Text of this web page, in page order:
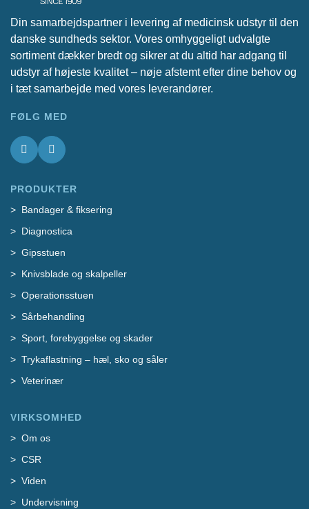
Din samarbejdspartner i levering af medicinsk udstyr til den
danske sundheds sektor. Vores omhyggeligt udvalgte
sortiment dækker bredt og sikrer at du altid har adgang til
udstyr af højeste kvalitet – nøje afstemt efter dine behov og
i tæt samarbejde med vores leverandører.
FØLG MED
PRODUKTER
Bandager & fiksering
Diagnostica
Gipsstuen
Knivsblade og skalpeller
Operationsstuen
Sårbehandling
Sport, forebyggelse og skader
Trykaflastning – hæl, sko og såler
Veterinær
VIRKSOMHED
Om os
CSR
Viden
Undervisning